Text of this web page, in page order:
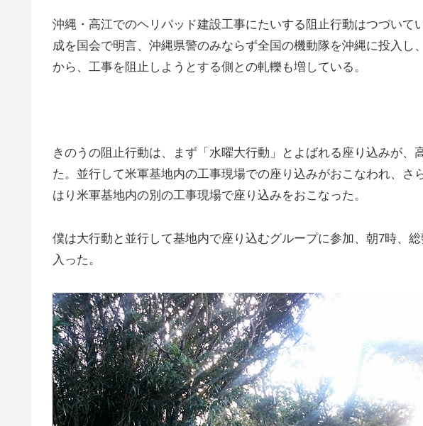
沖縄・高江でのヘリパッド建設工事にたいする阻止行動はつづいて
成を国会で明言、沖縄県警のみならず全国の機動隊を沖縄に投入し
から、工事を阻止しようとする側との軋轢も増している。
きのうの阻止行動は、まず「水曜大行動」とよばれる座り込みが、
た。並行して米軍基地内の工事現場での座り込みがおこなわれ、さ
はり米軍基地内の別の工事現場で座り込みをおこなった。
僕は大行動と並行して基地内で座り込むグループに参加、朝7時、
入った。